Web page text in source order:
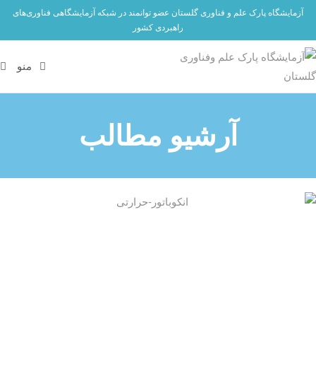
آزمایشگاه پارک علم و فناوری گلستان عضو توانمند در شبکه آزمایشگاهی فناوری‌های
راهبردی کشور
منو
آرشیو مطالب